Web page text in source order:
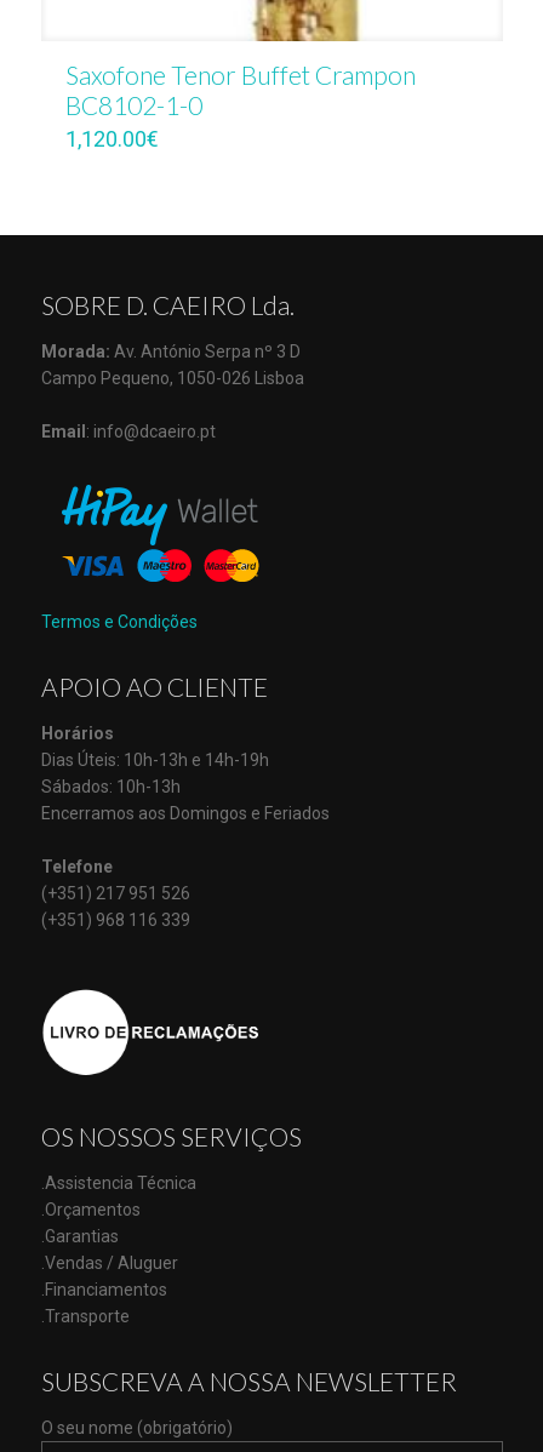
Saxofone Tenor Buffet Crampon
BC8102-1-0
1,120.00€
SOBRE D. CAEIRO Lda.
Morada: Av. António Serpa nº 3 D
Campo Pequeno, 1050-026 Lisboa
Email : info@dcaeiro.pt
Termos e Condições
APOIO AO CLIENTE
Horários
Dias Úteis: 10h-13h e 14h-19h
Sábados: 10h-13h
Encerramos aos Domingos e Feriados
Telefone
(+351) 217 951 526
(+351) 968 116 339
OS NOSSOS SERVIÇOS
.Assistencia Técnica
.Orçamentos
.Garantias
.Vendas / Aluguer
.Financiamentos
.Transporte
SUBSCREVA A NOSSA NEWSLETTER
O seu nome (obrigatório)